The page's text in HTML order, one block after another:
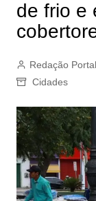
de frio e
Redação
Cidades